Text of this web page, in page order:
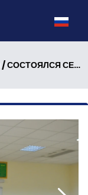
/ СОСТОЯЛСЯ СЕМИНАР ПО ПРИОРИТЕТНЫМ НАПРАВЛЕНИЯМ ДИПЛОМАТИИ ТУРКМЕНИСТАНА